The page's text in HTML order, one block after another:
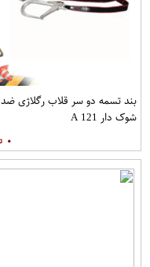
بند تسمه دو سر قلاب رگلاژی ضد
شوک دار A 121
۰